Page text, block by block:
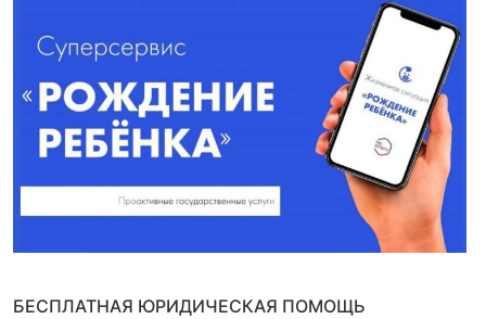
БЕСПЛАТНАЯ ЮРИДИЧЕСКАЯ ПОМОЩЬ